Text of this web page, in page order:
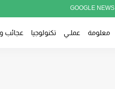
GOOGLE NEWS
معلومة عملــي تكنولوجيا عجائب